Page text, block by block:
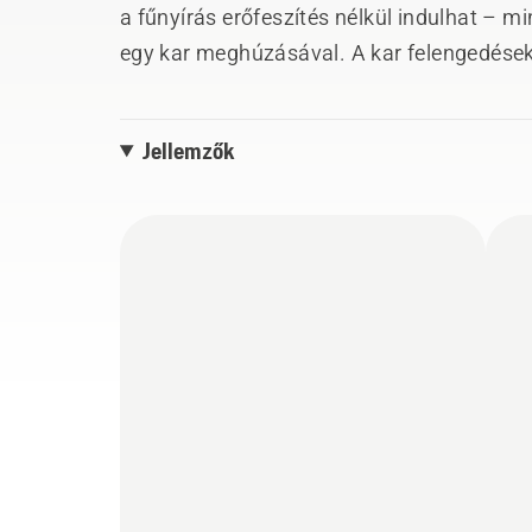
a fűnyírás erőfeszítés nélkül indulhat –
egy kar meghúzásával. A kar
magasság könnyen állítható. Szállítás
Jellemzők